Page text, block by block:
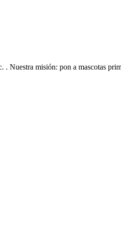
Nuestra misión: pon a mascotas